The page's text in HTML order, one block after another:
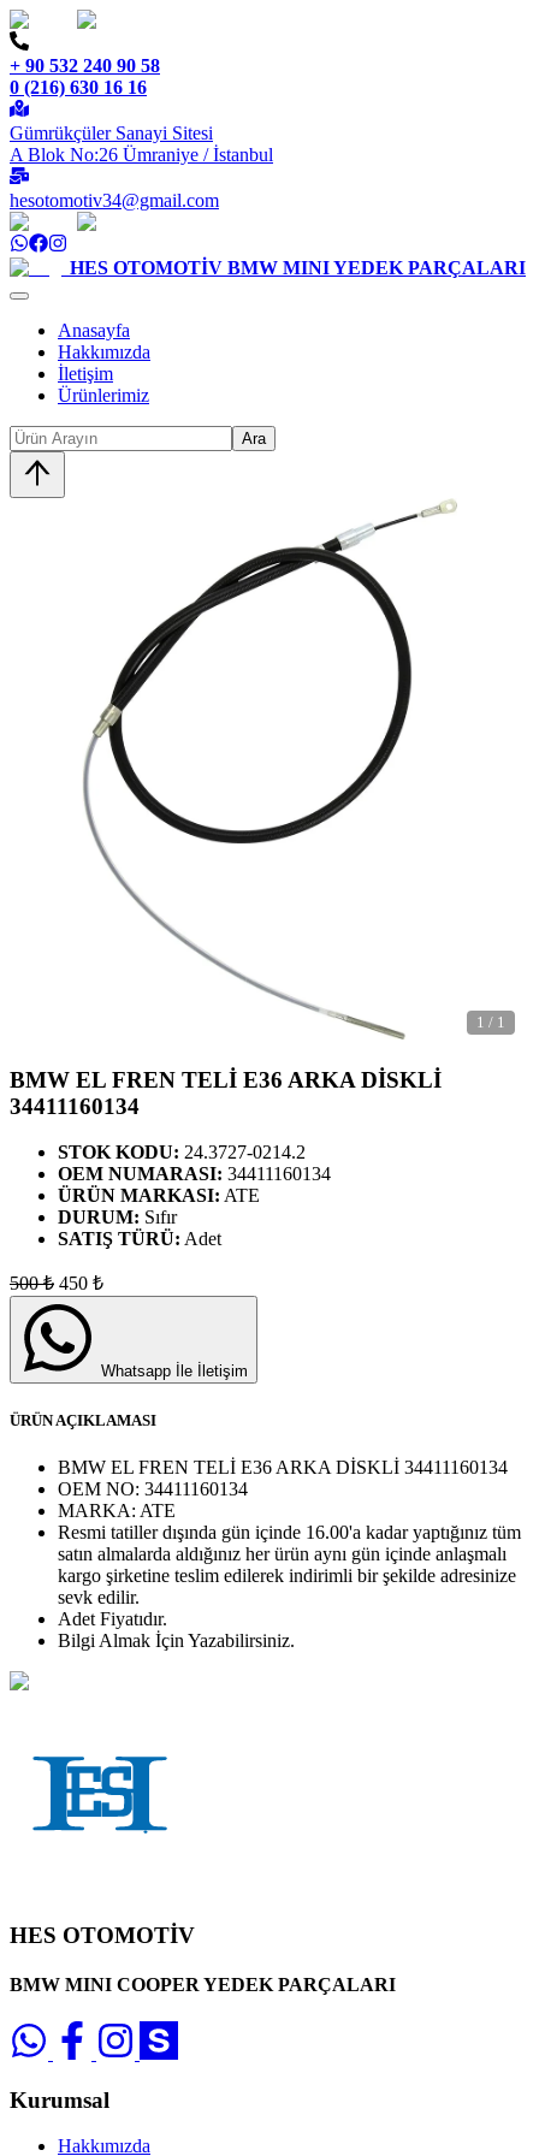
+ 90 532 240 90 58
0 (216) 630 16 16
Gümrükçüler Sanayi Sitesi
A Blok No:26 Ümraniye / İstanbul
hesotomotiv34@gmail.com
HES OTOMOTİV BMW MINI YEDEK PARÇALARI
Anasayfa
Hakkımızda
İletişim
Ürünlerimiz
Ara
1 / 1
BMW EL FREN TELİ E36 ARKA DİSKLİ
34411160134
STOK KODU: 24.3727-0214.2
OEM NUMARASI: 34411160134
ÜRÜN MARKASI: ATE
DURUM: Sıfır
SATIŞ TÜRÜ: Adet
500₺ 450 ₺
Whatsapp İle İletişim
ÜRÜN AÇIKLAMASI
BMW EL FREN TELİ E36 ARKA DİSKLİ 34411160134
OEM NO: 34411160134
MARKA: ATE
Resmi tatiller dışında gün içinde 16.00'a kadar yaptığınız tüm
satın almalarda aldığınız her ürün aynı gün içinde anlaşmalı
kargo şirketine teslim edilerek indirimli bir şekilde adresinize
sevk edilir.
Adet Fiyatıdır.
Bilgi Almak İçin Yazabilirsiniz.
HES OTOMOTİV
BMW MINI COOPER YEDEK PARÇALARI
Kurumsal
Hakkımızda